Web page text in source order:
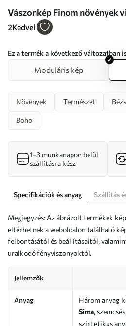
Vászonkép Finom növények világos háttér előtt Nr
s46884
2Kedveli
Ez a termék a következő változatban
Moduláris kép
Növények Természet Bézs
Boho
1–3 munkanapon belül
szállításra kész
Specifikációk és anyag Szállítás
Megjegyzés: Az ábrázolt termékek
eltérhetnek a weboldalon található
felbontásától és beállításaitól,
uralkodó fényviszonyoktól.
Jellemzők
Anyag
Három anyag
Sima,
szintetikus